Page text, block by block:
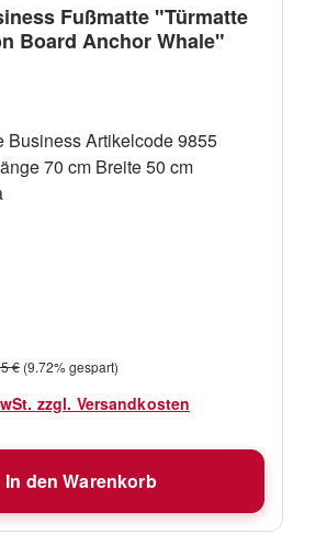
Fußmatte "Türmatte
Board Anchor Whale"
Artikelcode 9855
Preis:
€ (9.72% gespart)
zzgl. Versandkosten
In den Warenkorb